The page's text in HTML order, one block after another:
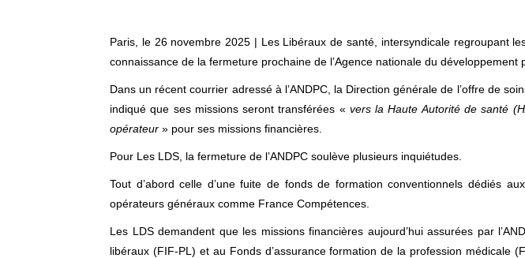
Paris, le 26 novembre 2025 | Les Libéraux de santé, intersyndicale regroupant
connaissance de la fermeture prochaine de l’Agence nationale du développement
Dans un récent courrier adressé à l’ANDPC, la Direction générale de l’offre de
indiqué que ses missions seront transférées « vers la Haute Autorité de santé
opérateur » pour ses missions financières.
Pour Les LDS, la fermeture de l’ANDPC soulève plusieurs inquiétudes.
Tout d’abord celle d’une fuite de fonds de formation conventionnels dédiés
opérateurs généraux comme France Compétences.
Les LDS demandent que les missions financières aujourd’hui assurées par
libéraux (FIF-PL) et au Fonds d’assurance formation de la profession médicale